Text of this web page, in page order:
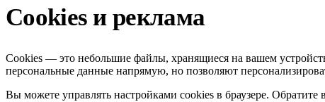
Cookies и реклама
Cookies — это небольшие файлы, хранящиеся на вашем
персональные данные напрямую, но позволяют
Вы можете управлять настройками cookies в браузере.